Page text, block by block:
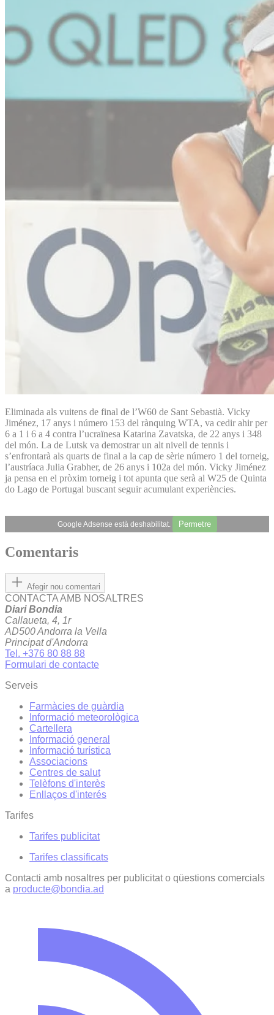
Eliminada als vuitens de final de l’W60 de Sant Sebastià. Vicky
Jiménez, 17 anys i número 153 del rànquing WTA, va cedir ahir per
6 a 1 i 6 a 4 contra l’ucraïnesa Katarina Zavatska, de 22 anys i 348
del món. La de Lutsk va demostrar un alt nivell de tennis i
s’enfrontarà als quarts de final a la cap de sèrie número 1 del torneig,
l’austríaca Julia Grabher, de 26 anys i 102a del món. Vicky Jiménez
ja pensa en el pròxim torneig i tot apunta que serà al W25 de Quinta
do Lago de Portugal buscant seguir acumulant experiències.
Google Adsense està deshabilitat. Permetre
Comentaris
Afegir nou comentari
CONTACTA AMB NOSALTRES
Diari Bondia
Callaueta, 4, 1r
AD500 Andorra la Vella
Principat d'Andorra
Tel. +376 80 88 88
Formulari de contacte
Serveis
Farmàcies de guàrdia
Informació meteorològica
Cartellera
Informació general
Informació turística
Associacions
Centres de salut
Telèfons d'interès
Enllaços d'interés
Tarifes
Tarifes publicitat
Tarifes classificats
Contacti amb nosaltres per publicitat o qüestions comercials
a producte@bondia.ad